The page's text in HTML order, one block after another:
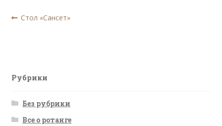
Навигация
Предыдущая
Стол «Сансет»
Рубрики
Без рубрики
Все о ротанге